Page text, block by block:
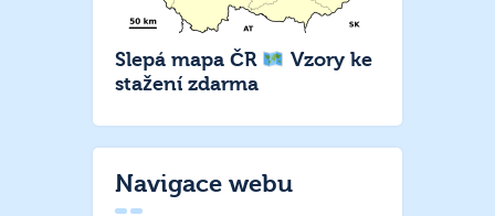
Slepá mapa ČR
Vzory ke
stažení zdarma
Navigace webu